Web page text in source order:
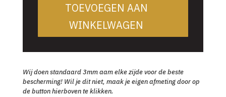
TOEVOEGEN AAN
WINKELWAGEN
Wij doen standaard 3mm aam elke zijde voor de beste
bescherming! Wil je dit niet, maak je eigen afmeting door op
de button hierboven te klikken.